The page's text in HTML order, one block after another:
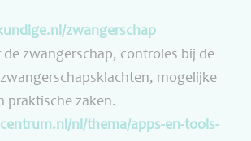
zwangerschap
zwangerschap, controles bij de
mogelijke
praktische zaken.
nl/thema/apps-en-tools-